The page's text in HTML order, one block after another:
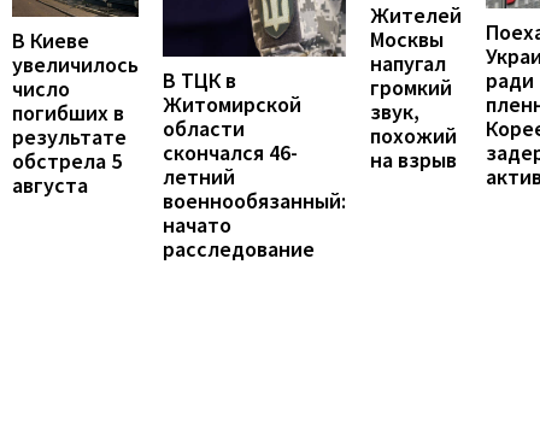
В Киеве
увеличилось
число
погибших в
результате
обстрела 5
августа
В ТЦК в
Житомирской
области
скончался 46-
летний
военнообязанный:
начато
расследование
Жителей
Москвы
напугал
громкий
звук,
похожий
на взрыв
ради